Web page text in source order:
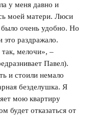
у меня давно и
моей матери. Люси
очень удобно. Но
это раздражало.
мелочи», –
Павел).
и стоили немало
безделушка. Я
мою квартиру
будет отказаться от